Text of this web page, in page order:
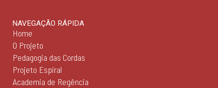
NAVEGAÇÃO RÁPIDA
Home
O Projeto
Pedagogia das Cordas
Projeto Espiral
Academia de Regência